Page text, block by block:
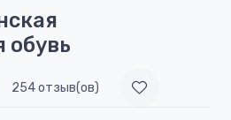
обувь
254 отзыв(ов)